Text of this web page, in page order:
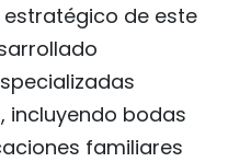
de este
incluyendo bodas
familiares